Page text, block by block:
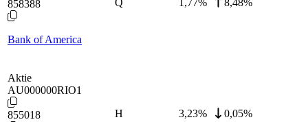
858388
Bank of America
Q 1,77% 8,48%
Aktie
AU000000RIO1
855018 H 3,23% 0,05%